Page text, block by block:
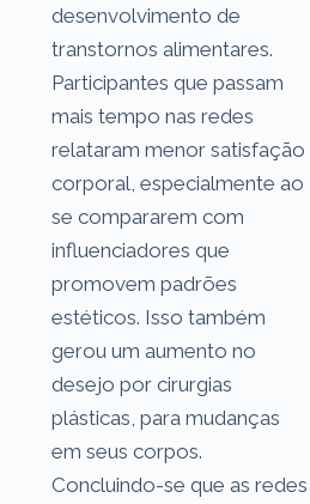
desenvolvimento de
transtornos alimentares.
Participantes que passam
mais tempo nas redes
relataram menor satisfação
corporal, especialmente ao
se compararem com
influenciadores que
promovem padrões
estéticos. Isso também
gerou um aumento no
desejo por cirurgias
plásticas, para mudanças
em seus corpos.
Concluindo-se que as redes